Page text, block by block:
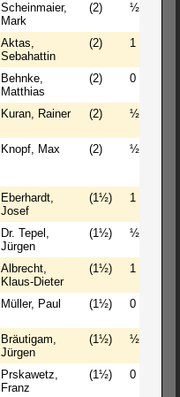
Scheinmaier,
Mark
(2) ½ - ½
Aktas,
Sebahattin
(2) 1 - 0
Behnke,
Matthias
(2) 0 - 1
Kuran, Rainer (2) ½ - ½
Knopf, Max (2) ½ - ½
Eberhardt,
Josef
(1½) 1 - 0
Dr. Tepel,
Jürgen
(1½) ½ - ½
Albrecht,
Klaus-Dieter
(1½) 1 - 0
Müller, Paul (1½) 0 - 1
Bräutigam,
Jürgen
(1½) ½ - ½
Prskawetz,
Franz
(1½) 0 - 1